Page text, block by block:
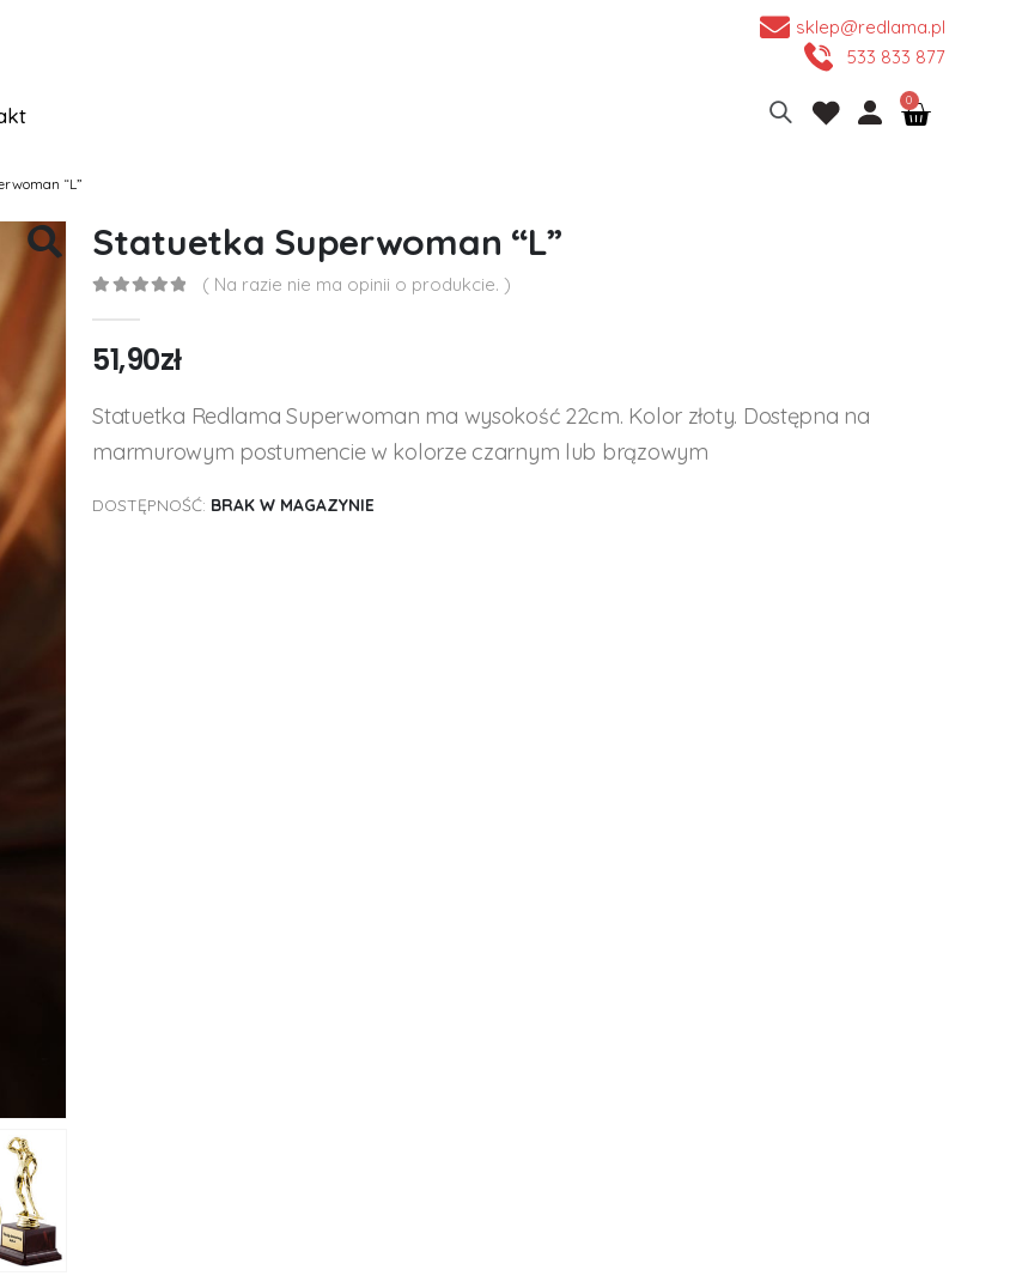
sklep@redlama.pl
533 833 877
“L”
Statuetka Superwoman “L”
( Na razie nie ma opinii o produkcie. )
51,90zł
Statuetka Redlama Superwoman ma wysokość 22cm. Kolor złoty. Dostępna na
marmurowym postumencie w kolorze czarnym lub brązowym
DOSTĘPNOŚĆ: BRAK W MAGAZYNIE